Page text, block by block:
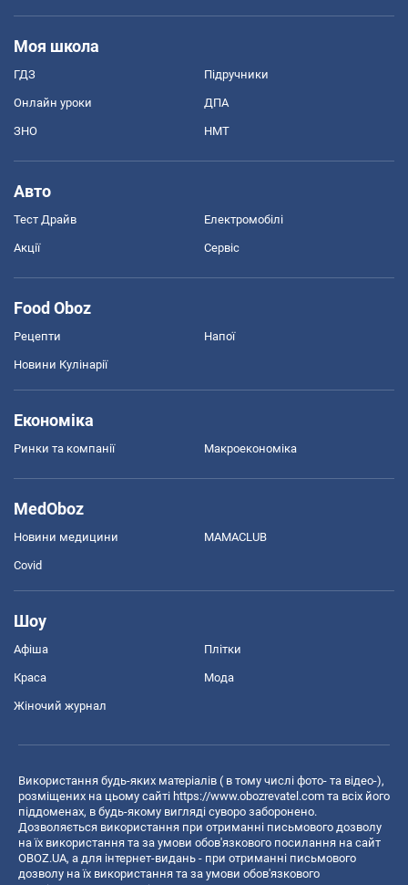
Моя школа
ГДЗ Підручники
Онлайн уроки ДПА
ЗНО НМТ
Авто
Тест Драйв Електромобілі
Акції Сервіс
Food Oboz
Рецепти Напої
Новини Кулінарії
Економіка
Ринки та компанії Макроекономіка
MedOboz
Новини медицини MAMACLUB
Covid
Шоу
Афіша Плітки
Краса Мода
Жіночий журнал
Використання будь-яких матеріалів ( в тому числі фото- та відео-),
розміщених на цьому сайті https://www.obozrevatel.com та всіх його
піддоменах, в будь-якому вигляді суворо заборонено.
Дозволяється використання при отриманні письмового дозволу
на їх використання та за умови обов'язкового посилання на сайт
OBOZ.UA, а для інтернет-видань - при отриманні письмового
дозволу на їх використання та за умови обов'язкового